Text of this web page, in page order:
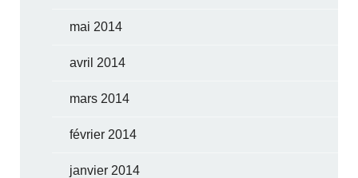
mai 2014
avril 2014
mars 2014
février 2014
janvier 2014